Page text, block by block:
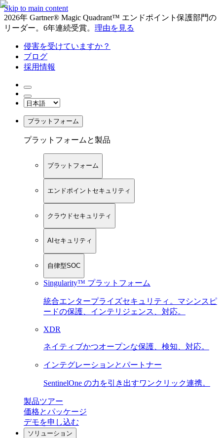
Skip to main content
2026年 Gartner® Magic Quadrant™ エンドポイント保護部門の
リーダー。6年連続受賞。 理由を見る
侵害を受けていますか？
ブログ
採用情報
プラットフォーム
プラットフォームと製品
プラットフォーム
エンドポイントセキュリティ
クラウドセキュリティ
AIセキュリティ
自律型SOC
Singularity™ プラットフォーム
統合エンタープライズセキュリティ。マシンスピ
ードの保護、インテリジェンス、対応。
XDR
ネイティブかつオープンな保護、検知、対応。
インテグレーションとパートナー
SentinelOne の力を引き出すワンクリック連携。
製品ツアー
価格とパッケージ
デモを申し込む
ソリューション